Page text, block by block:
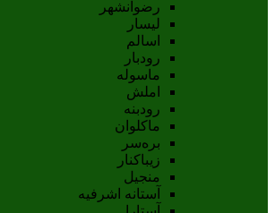
رضوانشهر
لیسار
اسالم
رودبار
ماسوله
املش
رودبنه
ماکلوان
بره‌سر
زیباکنار
منجیل
آستانه اشرفيه